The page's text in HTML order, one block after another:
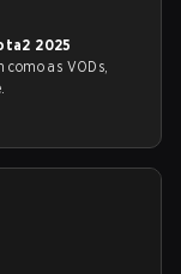
2025
como as VODs,